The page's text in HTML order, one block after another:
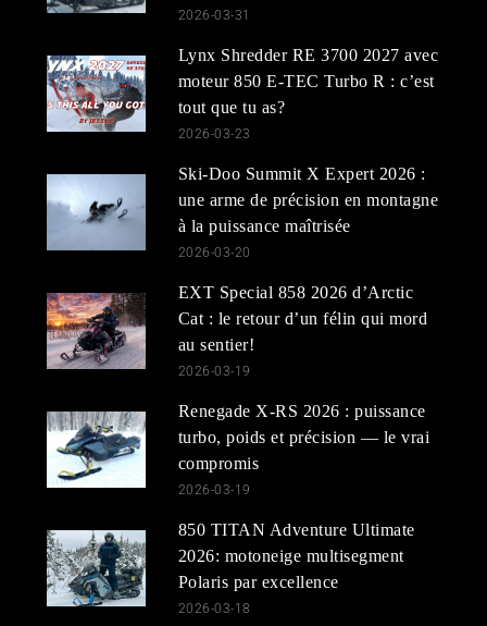
2026-03-31
Lynx Shredder RE 3700 2027 avec
moteur 850 E-TEC Turbo R : c’est
tout que tu as?
2026-03-23
Ski-Doo Summit X Expert 2026 :
une arme de précision en montagne
à la puissance maîtrisée
2026-03-20
EXT Special 858 2026 d’Arctic
Cat : le retour d’un félin qui mord
au sentier!
2026-03-19
Renegade X-RS 2026 : puissance
turbo, poids et précision — le vrai
compromis
2026-03-19
850 TITAN Adventure Ultimate
2026: motoneige multisegment
Polaris par excellence
2026-03-18